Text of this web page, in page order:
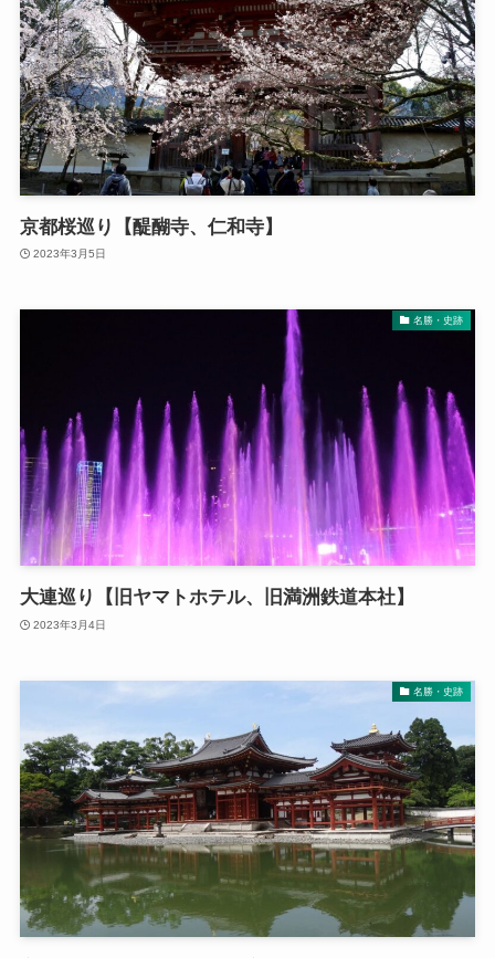
京都桜巡り【醍醐寺、仁和寺】
2023年3月5日
名勝・史跡
大連巡り【旧ヤマトホテル、旧満洲鉄道本社】
2023年3月4日
名勝・史跡